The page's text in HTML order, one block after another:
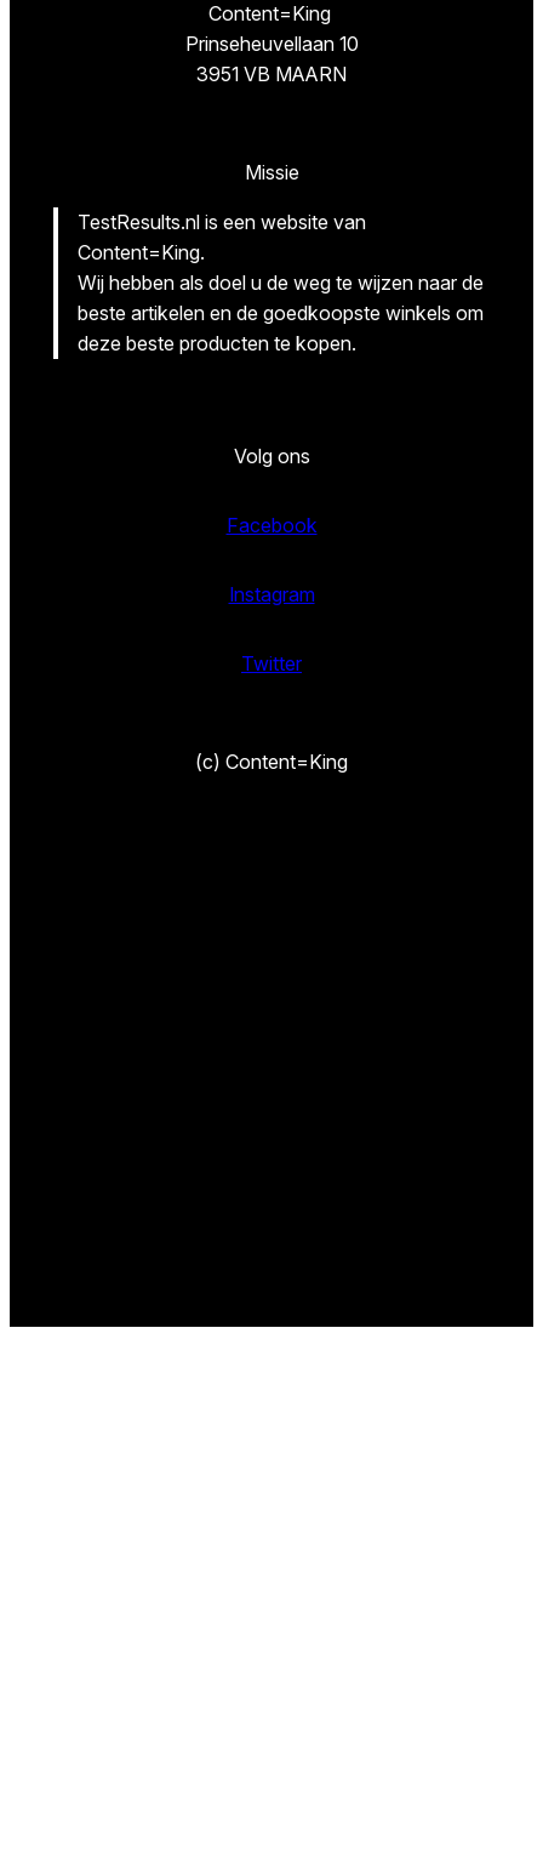
Content=King
Prinseheuvellaan 10
3951 VB MAARN
Missie
TestResults.nl is een website van
Content=King.
Wij hebben als doel u de weg te wijzen naar de
beste artikelen en de goedkoopste winkels om
deze beste producten te kopen.
Volg ons
Facebook
Instagram
Twitter
(c) Content=King